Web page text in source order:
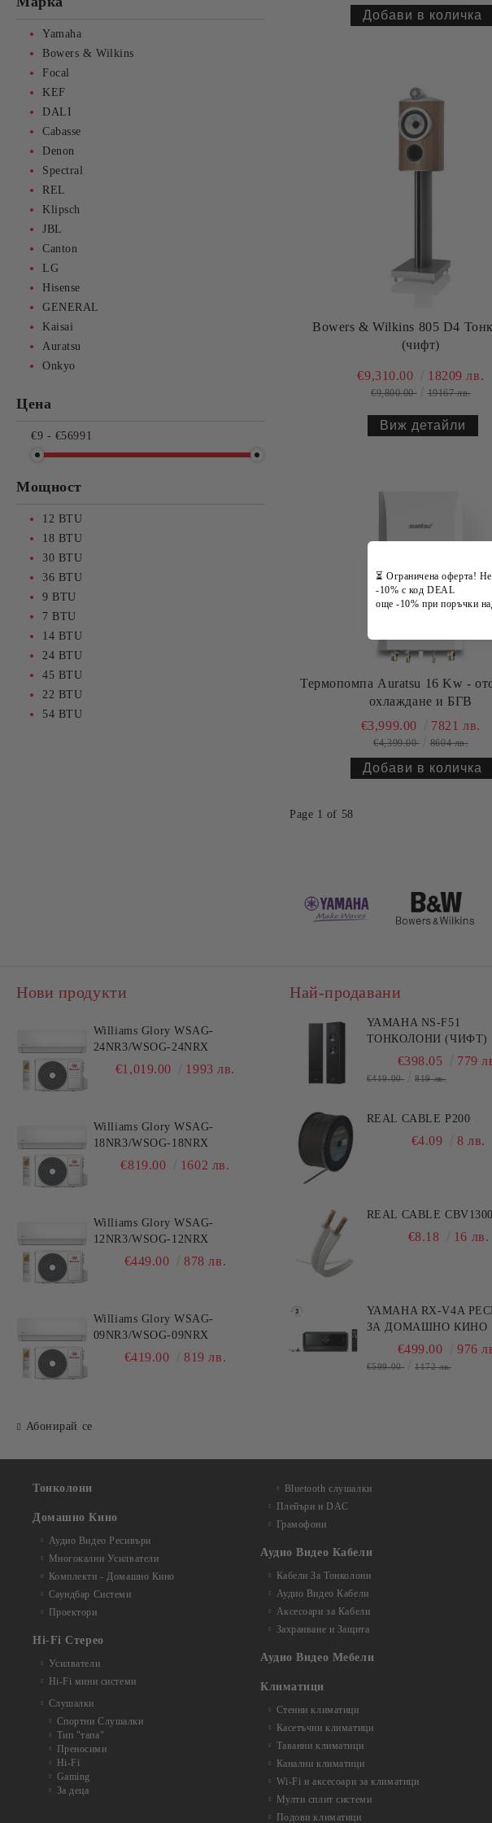
Yamaha
Bowers & Wilkins
Focal
KEF
DALI
Cabasse
Denon
Spectral
REL
Klipsch
JBL
Canton
LG
Hisense
GENERAL
Kaisai
Auratsu
Onkyo
Цена
€9 - €56991
Мощност
12 BTU
18 BTU
30 BTU
36 BTU
9 BTU
7 BTU
14 BTU
24 BTU
45 BTU
22 BTU
54 BTU
Bowers & Wilkins 805 D4
(чифт)
€9,310.00 18209 лв.
€9,800.00 19167 лв.
Виж детайли
Термопомпа Auratsu 16 Kw -
охлаждане и БГВ
€3,999.00 7821 лв.
€4,399.00 8604 лв.
Page 1 of 58
Нови продукти
Williams Glory WSAG-
24NR3/WSOG-24NRX
€1,019.00 1993 лв.
Williams Glory WSAG-
18NR3/WSOG-18NRX
€819.00 1602 лв.
Williams Glory WSAG-
12NR3/WSOG-12NRX
€449.00 878 лв.
Williams Glory WSAG-
09NR3/WSOG-09NRX
€419.00 819 лв.
Абонирай се
Най-продавани
YAMAHA NS-F51
ТОНКОЛОНИ (ЧИФТ)
€398.05 779
€419.00 819 лв.
REAL CABLE P200
€4.09 8 лв.
REAL CABLE
€8.18 16 лв.
YAMAHA RX-V4A
ЗА ДОМАШНО КИНО
€499.00 976
€599.00 1172 лв.
Тонколони
Домашно Кино
Аудио Видео Рeсивъри
Многокални Усилватели
Комплекти - Домашно Кино
Саундбар Системи
Проектори
Hi-Fi Стерео
Усилватели
Hi-Fi мини системи
Слушалки
Спортни Слушалки
Тип "тапа"
Преносими
Hi-Fi
Gaming
За деца
Bluetooth слушалки
Плейъри и DAC
Грамофони
Аудио Видео Кабели
Кабели За Тонколони
Аудио Видео Кабели
Аксесоари за Кабели
Захранване и Защита
Аудио Видео Мебели
Климатици
Стенни климатици
Касетъчни климатици
Таванни климатици
Канални климатици
Wi-Fi и аксесоари за климатици
Мулти сплит системи
Подови климатици
⏳ Ограничена оферта!
-10% с код DEAL
още -10% при поръчки